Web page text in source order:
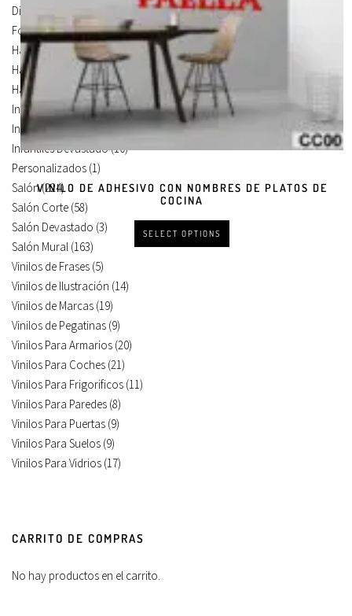
VINILO DE ADHESIVO CON NOMBRES DE PLATOS DE
COCINA
SELECT OPTIONS
Diseños en Vinilo
Foto Lienzo(51)
Habitación
(4)
Habitación Corte (3)
Habitación Devastado(1)
Infantiles(75)
Infantiles Corte(65)
Infantiles Devastado(10)
Personalizados (1)
Salón(224)
Salón Corte (58)
Salón Devastado (3)
Salón Mural (163)
Vinilos de Frases (5)
Vinilos de Ilustración (14)
Vinilos de Marcas (19)
Vinilos de Pegatinas (9)
Vinilos Para Armarios (20)
Vinilos Para Coches (21)
Vinilos Para Frigorificos (11)
Vinilos Para Paredes (8)
Vinilos Para Puertas (9)
Vinilos Para Suelos (9)
Vinilos Para Vidrios (17)
CARRITO DE COMPRAS
No hay productos en el carrito.